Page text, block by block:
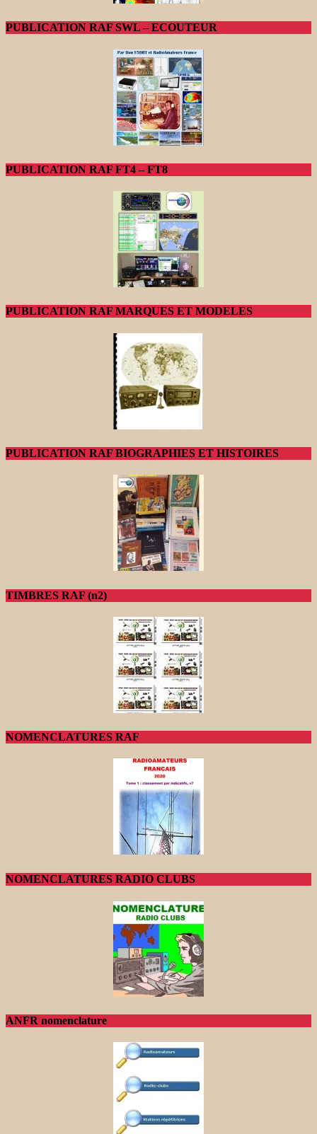
PUBLICATION RAF SWL – ECOUTEUR
PUBLICATION RAF FT4 – FT8
PUBLICATION RAF MARQUES ET MODELES
PUBLICATION RAF BIOGRAPHIES ET HISTOIRES
TIMBRES RAF (n2)
NOMENCLATURES RAF
NOMENCLATURES RADIO CLUBS
ANFR nomenclature